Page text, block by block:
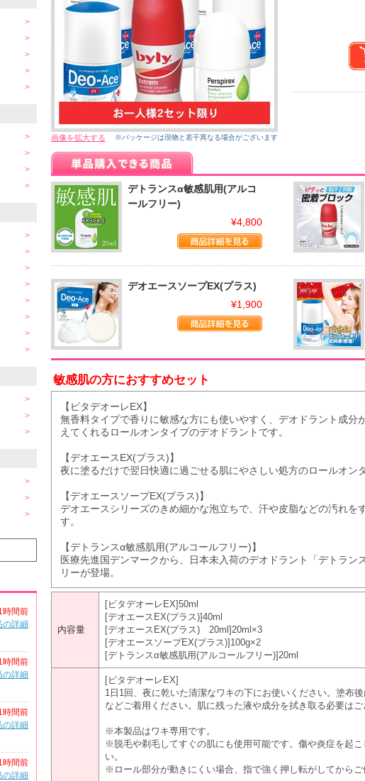
時間前
の詳細
時間前
の詳細
時間前
の詳細
時間前
の詳細
画像を拡大する ※パッケージは現物と若干異なる場合がございます
デトランスα敏感肌用(アルコ
ールフリー)
¥4,800
デオエースソープEX(プラス)
¥1,900
敏感肌の方におすすめセット
【ピタデオーレEX】
無香料タイプで香りに敏感な方にも使いやすく、デオドラント成分
えてくれるロールオンタイプのデオドラントです。
【デオエースEX(プラス)】
夜に塗るだけで翌日快適に過ごせる肌にやさしい処方のロールオン
【デオエースソープEX(プラス)】
デオエースシリーズのきめ細かな泡立ちで、汗や皮脂などの汚れを
す。
【デトランスα敏感肌用(アルコールフリー)】
医療先進国デンマークから、日本未入荷のデオドラント「デトラン
リーが登場。
内容量
[ピタデオーレEX]50ml
[デオエースEX(プラス)]40ml
[デオエースEX(プラス) 20ml]20ml×3
[デオエースソープEX(プラス)]100g×2
[デトランスα敏感肌用(アルコールフリー)]20ml
[ピタデオーレEX]
1日1回、夜に乾いた清潔なワキの下にお使いください。塗布
などご着用ください。肌に残った液や成分を拭き取る必要はご
※本製品はワキ専用です。
※脱毛や剃毛してすぐの肌にも使用可能です。傷や炎症を起
い。
※ロール部分が動きにくい場合、指で強く押し転がしてからご